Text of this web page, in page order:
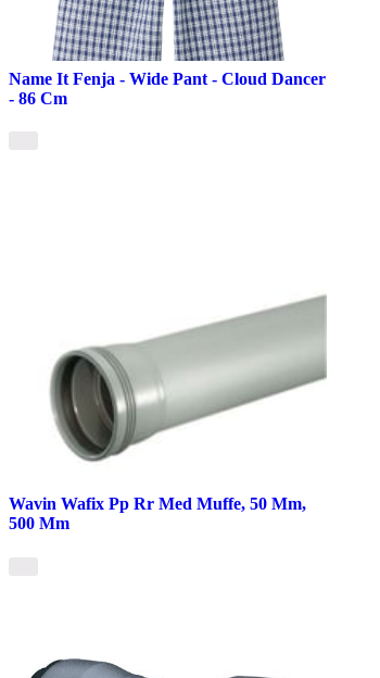
Name It Fenja - Wide Pant - Cloud Dancer
- 86 Cm
Wavin Wafix Pp Rr Med Muffe, 50 Mm,
500 Mm